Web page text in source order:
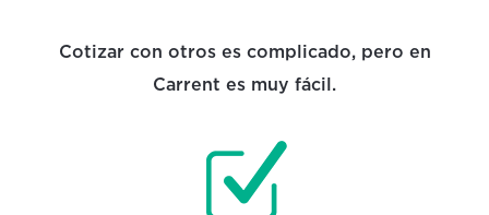
Cotizar con otros es complicado, pero en
Carrent es muy fácil.